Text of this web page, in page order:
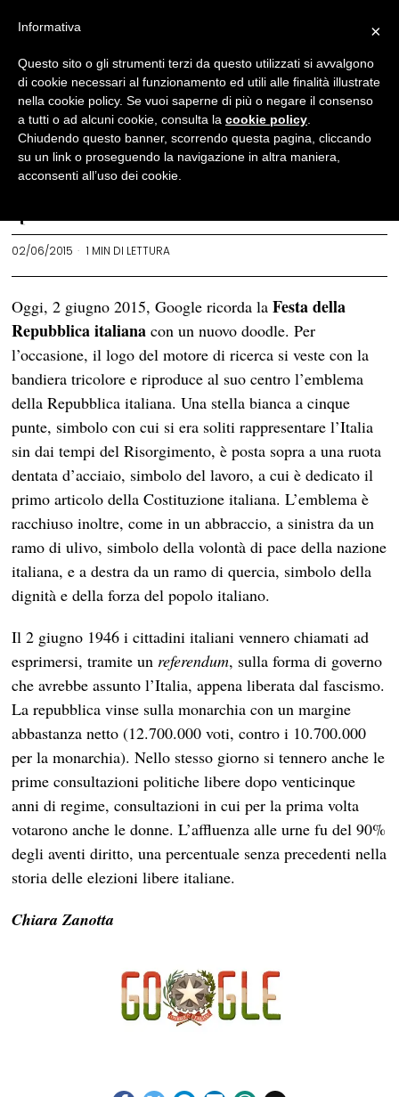
#IntellectualDoodle · News
#IntellectualDoodle – Festa
della Repubblica:
l’emblema della Repubblica
italiana
02/06/2015 1 MIN DI LETTURA
Oggi, 2 giugno 2015, Google ricorda laFesta della
Repubblica italiana con un nuovo doodle. Per
l’occasione, il logo del motore di ricerca si veste con la
bandiera tricolore e riproduce al suo centro l’emblema
della Repubblica italiana. Una stella bianca a cinque
punte, simbolo con cui si era soliti rappresentare l’Italia
sin dai tempi del Risorgimento, è posta sopra a una ruota
dentata d’acciaio, simbolo del lavoro, a cui è dedicato il
primo articolo della Costituzione italiana. L’emblema è
racchiuso inoltre, come in un abbraccio, a sinistra da un
ramo di ulivo, simbolo della volontà di pace della nazione
italiana, e a destra da un ramo di quercia, simbolo della
dignità e della forza del popolo italiano.
Il 2 giugno 1946 i cittadini italiani vennero chiamati ad
esprimersi, tramite un referendum, sulla forma di governo
che avrebbe assunto l’Italia, appena liberata dal fascismo.
La repubblica vinse sulla monarchia con un margine
abbastanza netto (12.700.000 voti, contro i 10.700.000
per la monarchia). Nello stesso giorno si tennero anche le
prime consultazioni politiche libere dopo venticinque
anni di regime, consultazioni in cui per la prima volta
votarono anche le donne. L’affluenza alle urne fu del 90%
degli aventi diritto, una percentuale senza precedenti nella
storia delle elezioni libere italiane.
Chiara Zanotta
×
Informativa
Questo sito o gli strumenti terzi da questo utilizzati si avvalgono
di cookie necessari al funzionamento ed utili alle finalità illustrate
nella cookie policy. Se vuoi saperne di più o negare il consenso
a tutti o ad alcuni cookie, consulta la cookie policy
Chiudendo questo banner, scorrendo questa pagina, cliccando
su un link o proseguendo la navigazione in altra maniera,
acconsenti all’uso dei cookie.